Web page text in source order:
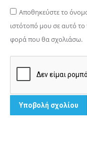
Αποθηκεύστε το
ιστότοπό μου σε αυτό
φορά που θα σχολιάσω.
Υποβολή σχολίου